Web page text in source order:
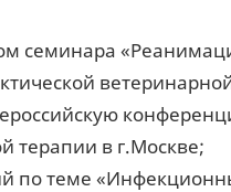
семинара
терапии в г.Москве;
по теме